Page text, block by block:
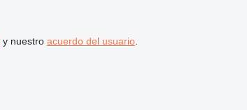
y nuestro acuerdo del usuario.